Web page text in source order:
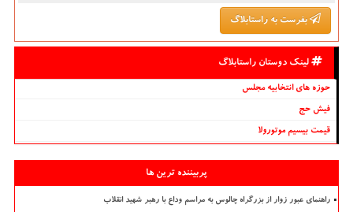
بفرست به راستابلاگ
لینک دوستان راستابلاگ
حوزه های انتخابیه مجلس
فیش حج
قیمت بیسیم موتورولا
پربیننده ترین ها
راهنمای عبور زوار از بزرگراه چالوس به مراسم وداع با رهبر شهید انقلاب